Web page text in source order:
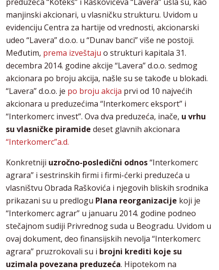
manjinski akcionari, u vlasničku strukturu. Uvidom u
evidenciju Centra za hartije od vrednosti, akcionarski
udeo “Lavera” d.o.o. u “Dunav banci” više ne postoji.
Međutim, prema izveštaju o strukturi kapitala 31.
decembra 2014. godine akcije “Lavera” d.o.o. sedmog
akcionara po broju akcija, našle su se takođe u blokadi.
“Lavera” d.o.o. je po broju akcija prvi od 10 najvećih
akcionara u preduzećima “Interkomerc eksport” i
“Interkomerc invest”. Ova dva preduzeća, inače, u vrhu
su vlasničke piramide deset glavnih akcionara
“Interkomerc”a.d.
Konkretniji uzročno-posledični odnos“Interkomerc
agrara” i sestrinskih firmi i firmi-ćerki preduzeća u
vlasništvu Obrada Raškovića i njegovih bliskih srodnika
prikazani su u predlogu Plana reorganizacije koji je
“Interkomerc agrar” u januaru 2014. godine podneo
stečajnom sudiji Privrednog suda u Beogradu. Uvidom u
ovaj dokument, deo finansijskih nevolja “Interkomerc
agrara” pruzrokovali su i brojni krediti koje su
uzimala povezana preduzeća. Hipotekom na